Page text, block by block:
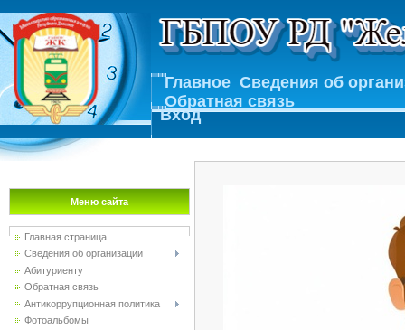
Главное Сведения об
Обратная связь
Вход
Меню сайта
Главная страница
Сведения об организации
Абитуриенту
Обратная связь
Антикоррупционная политика
Фотоальбомы